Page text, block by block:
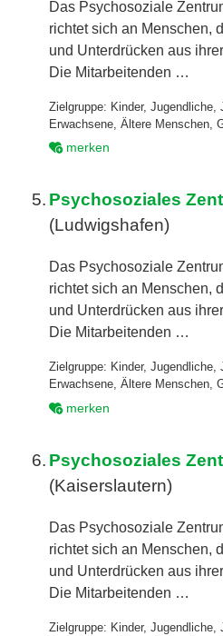
Das Psychosoziale
richtet sich an Menschen,
und Unterdrücken aus
Die Mitarbeitenden …
Zielgruppe: Kinder,Jugendliche ,
Erwachsene ,Ältere Menschen ,
merken
5. Psychosoziales
(Ludwigshafen)
Das Psychosoziale
richtet sich an Menschen,
und Unterdrücken aus
Die Mitarbeitenden …
Zielgruppe: Kinder,Jugendliche,
Erwachsene,Ältere Menschen,
merken
6. Psychosoziales
(Kaiserslautern)
Das Psychosoziale
richtet sich an Menschen,
und Unterdrücken aus
Die Mitarbeitenden …
Zielgruppe: Kinder,Jugendliche ,